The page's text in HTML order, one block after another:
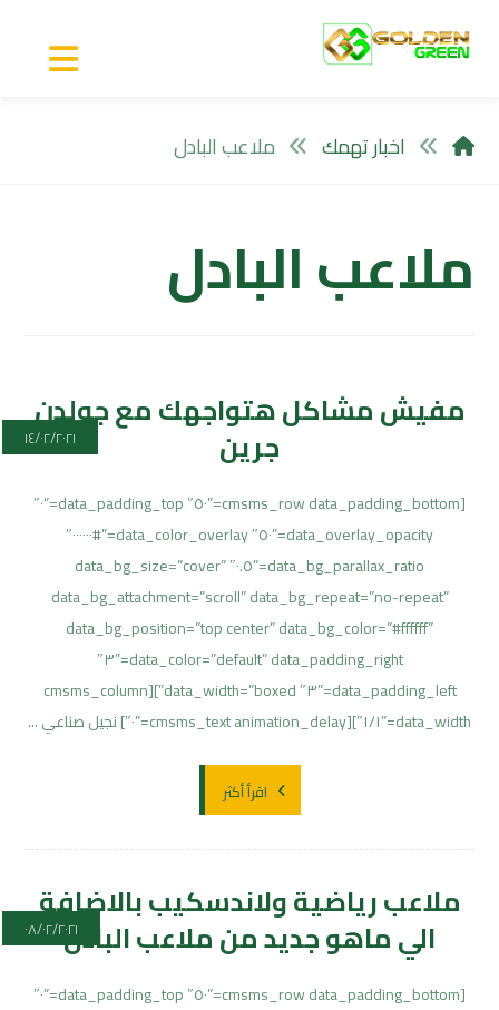
اخبار تهمك ملاعب البادل
ملاعب البادل
مفيش مشاكل هتواجهك مع جولدن
جرين ١٤/٠٢/٢٠٢١
[cmsms_row data_padding_bottom=”٥٠″ data_padding_top=”٠″
data_overlay_opacity=”٥٠″ data_color_overlay=”#٠٠٠٠٠٠″
data_bg_parallax_ratio=”٠.٥″ data_bg_size=”cover”
data_bg_attachment=”scroll” data_bg_repeat=”no-repeat”
data_bg_position=”top center” data_bg_color=”#ffffff”
data_color=”default” data_padding_right=”٣″
data_padding_left=”٣″ data_width=”boxed”][cmsms_column
data_width=”١/١″][cmsms_text animation_delay=”٠″] نجيل صناعي ...
اقرأ أكثر
ملاعب رياضية ولاندسكيب بالاضافة
الي ماهو جديد من ملاعب البادل٠٨/٠٢/٢٠٢١
[cmsms_row data_padding_bottom=”٥٠″ data_padding_top=”٠″